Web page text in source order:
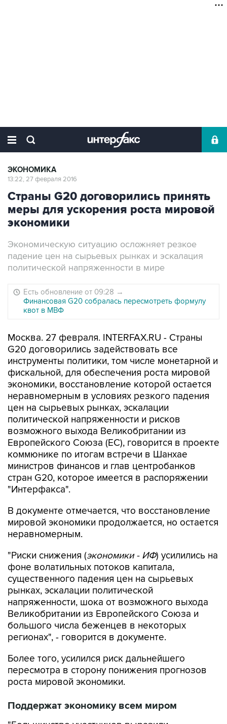
ЭКОНОМИКА
13:22, 27 февраля 2016
Страны G20 договорились принять
меры для ускорения роста мировой
экономики
Экономическую ситуацию осложняет резкое
падение цен на сырьевых рынках и эскалация
политической напряженности в мире
Есть обновление от 09:28 →
Финансовая G20 собралась пересмотреть формулу
квот в МВФ
Москва. 27 февраля. INTERFAX.RU - Страны
G20 договорились задействовать все
инструменты политики, том числе монетарной и
фискальной, для обеспечения роста мировой
экономики, восстановление которой остается
неравномерным в условиях резкого падения
цен на сырьевых рынках, эскалации
политической напряженности и рисков
возможного выхода Великобритании из
Европейского Союза (ЕС), говорится в проекте
коммюнике по итогам встречи в Шанхае
министров финансов и глав центробанков
стран G20, которое имеется в распоряжении
"Интерфакса".
В документе отмечается, что восстановление
мировой экономики продолжается, но остается
неравномерным.
"Риски снижения (экономики - ИФ) усилились на
фоне волатильных потоков капитала,
существенного падения цен на сырьевых
рынках, эскалации политической
напряженности, шока от возможного выхода
Великобритании из Европейского Союза и
большого числа беженцев в некоторых
регионах", - говорится в документе.
Более того, усилился риск дальнейшего
пересмотра в сторону понижения прогнозов
роста мировой экономики.
Поддержат экономику всем миром